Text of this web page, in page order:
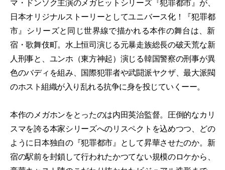
マ・ドンソク主演のメガヒットシリーズ『犯罪都市』が、
日本オリジナルストーリーとしてユニバース化！『犯罪都
市』シリーズと同じ世界線で描かれる本作の舞台は、新
宿・歌舞伎町。水上恒司演じる元暴走族総長の破天荒な新
人刑事と、ユンホ（東方神起）演じる韓国警察の刑事が異
色のバディを組み、国際犯罪者や武闘派ヤクザ、最大派閥
のホスト組織が入り乱れる抗争に身を投じていくーー。
本作のメガホンをとったのは内田英治監督。圧倒的なカリ
スマを誇る本家シリーズへのリスペクトを込めつつ、どの
ように日本独自の『犯罪都市』として昇華させたのか。新
宿の駅前を封鎖して行われたかつてない規模のロケから、